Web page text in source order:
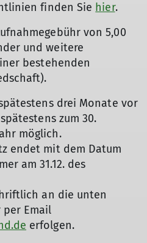
finden Sie hier.
von 5,00
und weitere
bestehenden
drei Monate vor
zum 30.
möglich.
endet mit dem Datum
am 31.12. des
an die unten
per Email
erfolgen.